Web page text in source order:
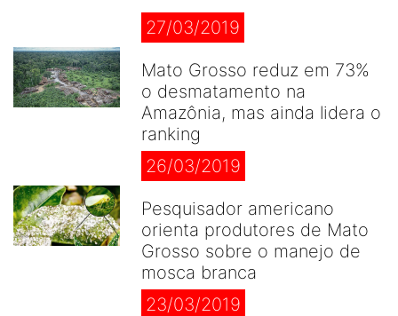
27/03/2019
Mato Grosso reduz em 73%
o desmatamento na
Amazônia, mas ainda lidera o
ranking
26/03/2019
Pesquisador americano
orienta produtores de Mato
Grosso sobre o manejo de
mosca branca
23/03/2019